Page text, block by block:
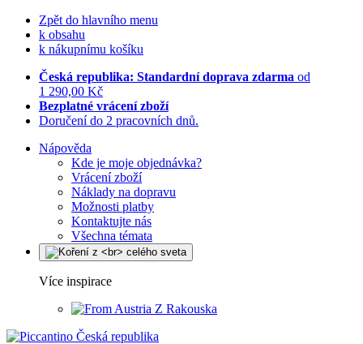
Zpět do hlavního menu
k obsahu
k nákupnímu košíku
Česká republika: Standardní doprava zdarma od
1 290,00 Kč
Bezplatné vrácení zboží
Doručení do 2 pracovních dnů.
Nápověda
Kde je moje objednávka?
Vrácení zboží
Náklady na dopravu
Možnosti platby
Kontaktujte nás
Všechna témata
Více inspirace
Z Rakouska